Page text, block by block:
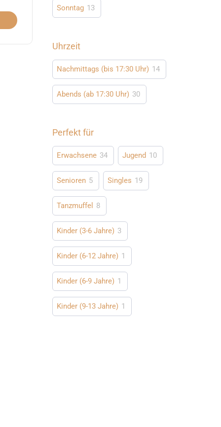
Sonntag 13
Uhrzeit
Nachmittags (bis 17:30 Uhr) 14
Abends (ab 17:30 Uhr) 30
Perfekt für
Erwachsene 34 Jugend 10
Senioren 5 Singles 19
Tanzmuffel 8
Kinder (3-6 Jahre) 3
Kinder (6-12 Jahre) 1
Kinder (6-9 Jahre) 1
Kinder (9-13 Jahre) 1